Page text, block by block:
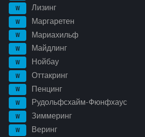
W Лизинг
W Маргаретен
W Мариахильф
W Майдлинг
W Нойбау
W Оттакринг
W Пенцинг
W Рудольфсхайм-Фюнфхаус
W Зиммеринг
W Веринг